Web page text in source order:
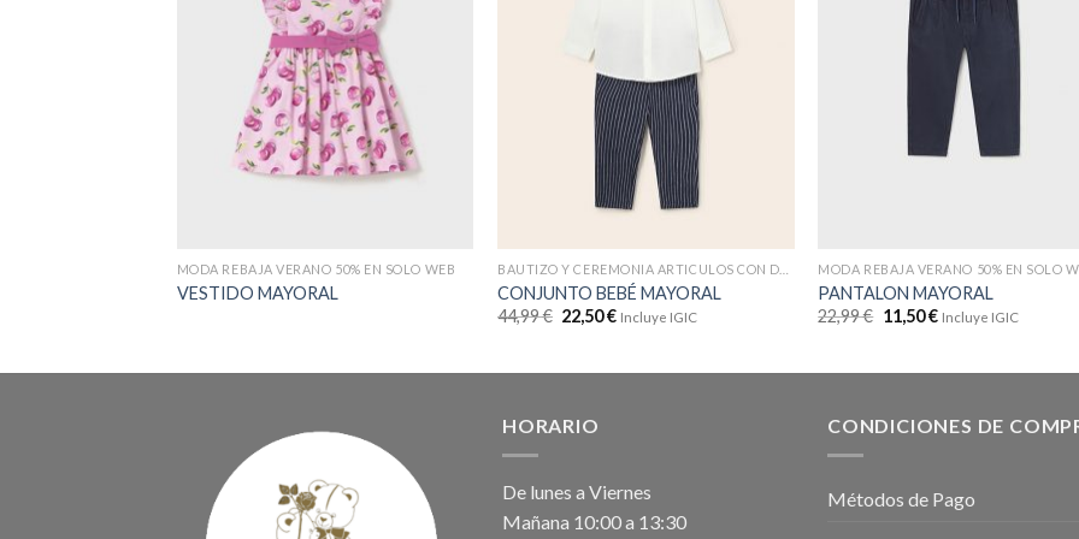
MODA REBAJA VERANO 50% EN SOLO WEB
VESTIDO MAYORAL
BAUTIZO Y CEREMONIA ARTICULOS CON DTOS
CONJUNTO BEBÉ MAYORAL
44,99€ 22,50€ Incluye IGIC
MODA REBAJA VERANO 50% EN SOLO
PANTALON MAYORAL
22,99€ 11,50€ Incluye IGIC
HORARIO
De lunes a Viernes
Mañana 10:00 a 13:30
CONDICIONES DE
Métodos de Pago